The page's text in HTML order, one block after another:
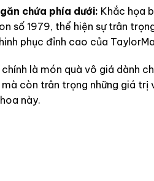
chứa phía dưới: Khắc họa
số 1979, thể hiện sự trân
phục đỉnh cao của
là món quà vô giá dành
mà còn trân trọng những giá
này.